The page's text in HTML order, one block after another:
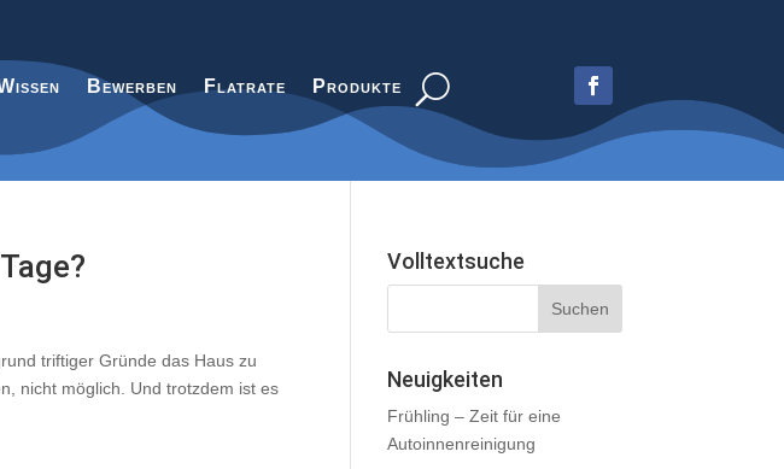
Bewerben Flatrate Produkte
triftiger Gründe das Haus zu
nicht möglich. Und trotzdem ist es
Volltextsuche
Neuigkeiten
Frühling – Zeit für eine
Autoinnenreinigung